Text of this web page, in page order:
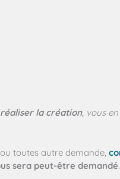
la création, vous
toutes autre demande,
sera peut-être demandé.